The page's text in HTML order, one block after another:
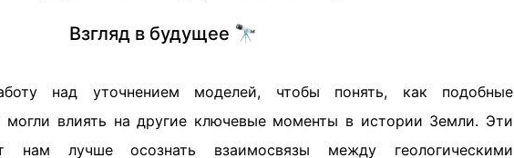
Взгляд в будущее 🔭
над уточнением моделей, чтобы понять, как подобные
могли влиять на другие ключевые моменты в истории Земли. Эти
нам лучше осознать взаимосвязы между геологическими